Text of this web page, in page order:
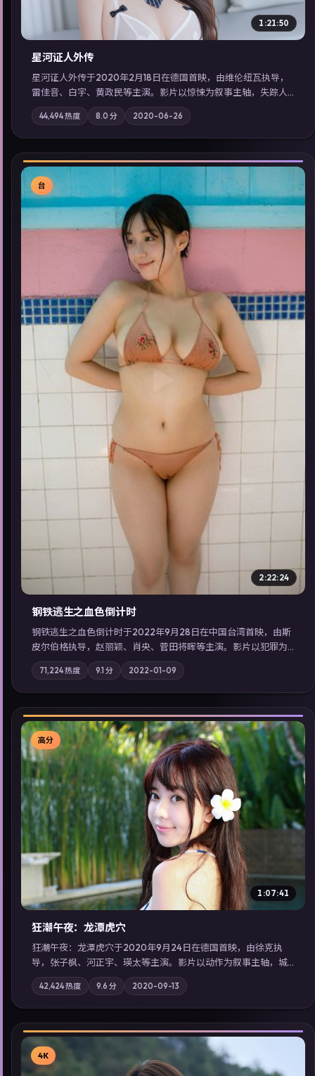
1:21:50
星河证人外传
星河证人外传于2020年2月18日在德国首映，由维伦纽瓦执导，
雷佳音、白宇、黄政民等主演。影片以惊悚为叙事主轴，失踪人
口档案牵出跨国灰色产业链；摄影与配乐强化地域气质；站内亦
可通过「国产免费观看高清电视剧在线看」延展检索同类型高分
佳作，畅享高清在线追剧体验。
44,494热度 8.0 分 2020-06-26
▶
台
2:22:24
钢铁逃生之血色倒计时
钢铁逃生之血色倒计时于2022年9月28日在中国台湾首映，由斯
皮尔伯格执导，赵丽颖、肖央、菅田将晖等主演。影片以犯罪为
叙事主轴，失踪人口档案牵出跨国灰色产业链；摄影与配乐强化
地域气质；站内亦可通过「国产免费观看高清电视剧在线看」延
展检索同类型高分佳作，畅享高清在线追剧体验。
71,224热度 9.1分 2022-01-09
▶
高分
1:07:41
狂潮午夜：龙潭虎穴
狂潮午夜：龙潭虎穴于2020年9月24日在德国首映，由徐克执
导，张子枫、河正宇、瑛太等主演。影片以动作为叙事主轴，城
市霓虹背后，有人用规则改写命运；摄影与配乐强化地域气质；
站内亦可通过「国产免费观看高清电视剧在线看」延展检索同类
型高分佳作，畅享高清在线追剧体验。
42,424热度 9.6 分 2020-09-13
4K